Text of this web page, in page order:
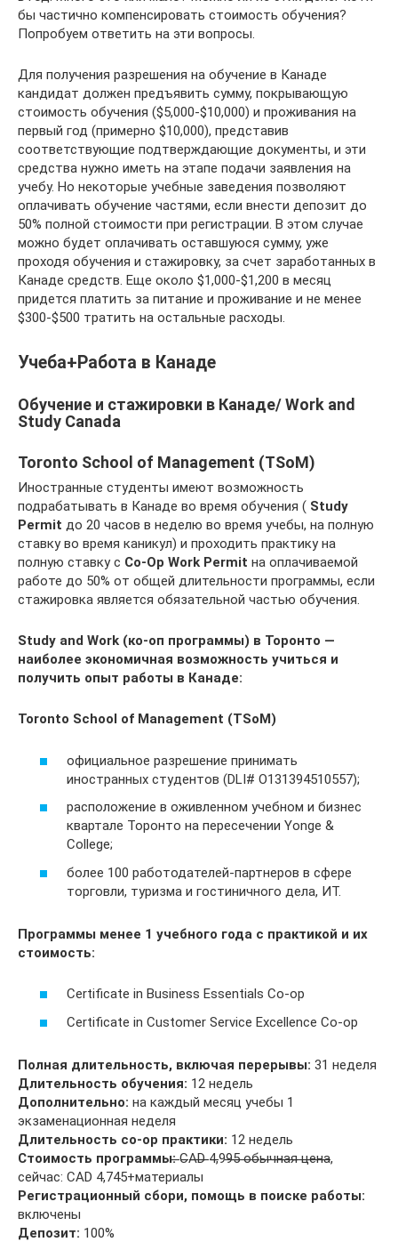
бы частично компенсировать стоимость обучения?
Попробуем ответить на эти вопросы.
Для получения разрешения на обучение в Канаде
кандидат должен предъявить сумму, покрывающую
стоимость обучения ($5,000-$10,000) и проживания на
первый год (примерно $10,000), представив
соответствующие подтверждающие документы, и эти
средства нужно иметь на этапе подачи заявления на
учебу. Но некоторые учебные заведения позволяют
оплачивать обучение частями, если внести депозит до
50% полной стоимости при регистрации. В этом случае
можно будет оплачивать оставшуюся сумму, уже
проходя обучения и стажировку, за счет заработанных в
Канаде средств. Еще около $1,000-$1,200 в месяц
придется платить за питание и проживание и не менее
$300-$500 тратить на остальные расходы.
Учеба+Работа в Канаде
Обучение и стажировки в Канаде/ Work and
Study Canada
Toronto School of Management (TSoM)
Иностранные студенты имеют возможность
подрабатывать в Канаде во время обучения ( Study
Permit до 20 часов в неделю во время учебы, на полную
ставку во время каникул) и проходить практику на
полную ставку с Co-Op Work Permit на оплачиваемой
работе до 50% от общей длительности программы, если
стажировка является обязательной частью обучения.
Study and Work (ко-оп программы) в Торонто —
наиболее экономичная возможность учиться и
получить опыт работы в Канаде:
Toronto School of Management (TSoM)
официальное разрешение принимать
иностранных студентов (DLI# O131394510557);
расположение в оживленном учебном и бизнес
квартале Торонто на пересечении Yonge &
College;
более 100 работодателей-партнеров в сфере
торговли, туризма и гостиничного дела, ИТ.
Программы менее 1 учебного года с практикой и их
стоимость:
Certificate in Business Essentials Co-op
Certificate in Customer Service Excellence Co-op
Полная длительность, включая перерывы: 31 неделя
Длительность обучения: 12 недель
Дополнительно: на каждый месяц учебы 1
экзаменационная неделя
Длительность co-op практики: 12 недель
Стоимость программы:̶C̶A̶D̶ ̶4,̶99̶5̶ ̶о̶б̶ы̶ч̶н̶а̶я̶ ̶ц̶е̶н̶а̶,
сейчас: CAD 4,745+материалы
Регистрационный сбори, помощь в поиске работы:
включены
Депозит: 100%